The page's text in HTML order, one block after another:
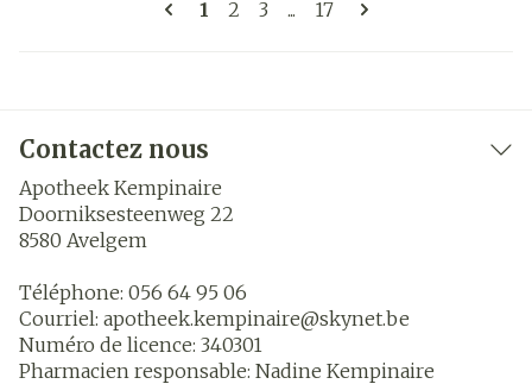
Vous lisez actuellement la page
1 Page
2 Page
3 ... Page
17
Contactez nous
Apotheek Kempinaire
Doorniksesteenweg 22
8580 Avelgem
Téléphone: 056 64 95 06
Courriel: apotheek.kempinaire@skynet.be
Numéro de licence: 340301
Pharmacien responsable: Nadine Kempinaire